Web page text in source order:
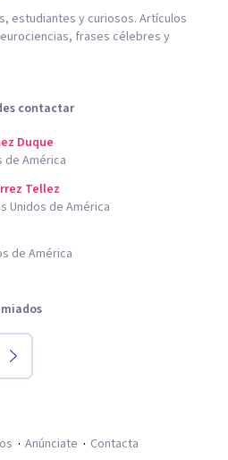
estudiantes y curiosos. Artículos
frases célebres y
contactar
Duque
de América
Tellez
Unidos de América
de América
Anúnciate Contacta